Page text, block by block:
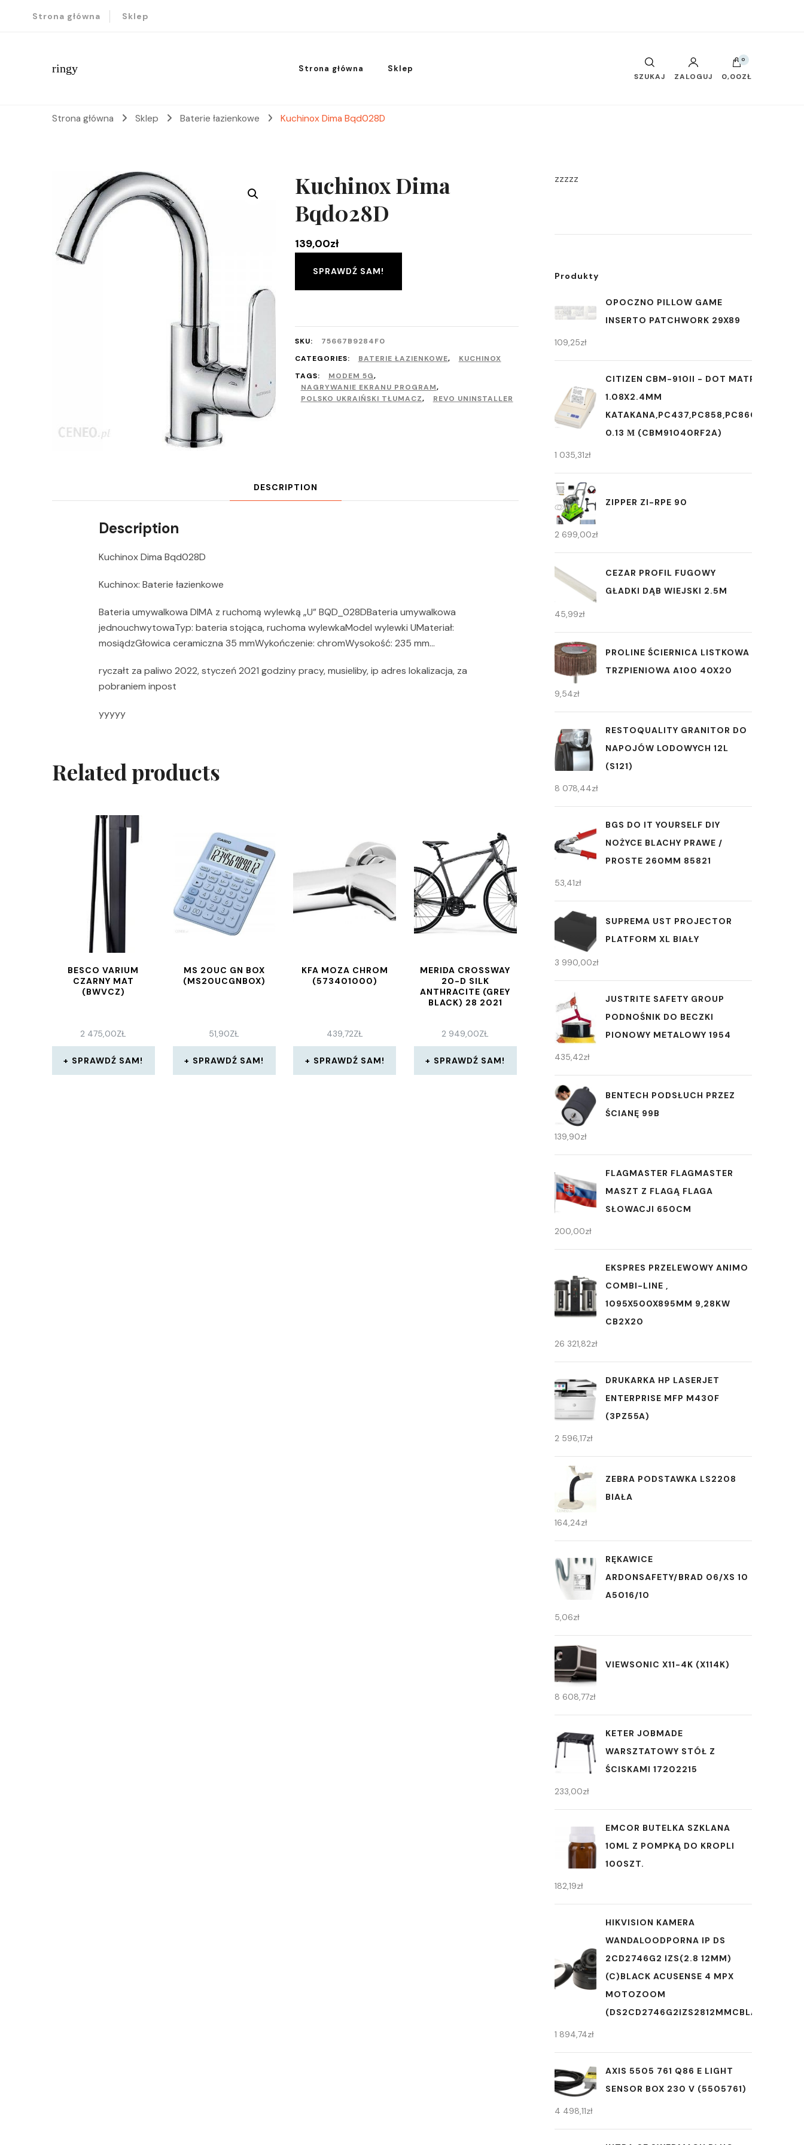
Strona główna Sklep
ringy Strona główna Sklep
SZUKAJ ZALOGUJ
0
0,00ZŁ
Strona główna Sklep Baterie łazienkowe Kuchinox Dima Bqd028D
Kuchinox Dima
Bqd028D
139,00zł
SPRAWDŹ SAM!
SKU:
75667B9284F0
CATEGORIES:
BATERIE ŁAZIENKOWE,
KUCHINOX
TAGS:
MODEM 5G,
NAGRYWANIE EKRANU PROGRAM,
POLSKO UKRAIŃSKI TŁUMACZ, REVO UNINSTALLER
DESCRIPTION
Description
Kuchinox Dima Bqd028D
Kuchinox: Baterie łazienkowe
Bateria umywalkowa DIMA z ruchomą wylewką „U” BQD_028DBateria umywalkowa
jednouchwytowaTyp: bateria stojąca, ruchoma wylewkaModel wylewki UMateriał:
mosiądzGłowica ceramiczna 35 mmWykończenie: chromWysokość: 235 mm…
ryczałt za paliwo 2022, styczeń 2021 godziny pracy, musieliby, ip adres lokalizacja, za
pobraniem inpost
yyyyy
Related products
BESCO VARIUM
CZARNY MAT
(BWVCZ)
2 475,00ZŁ
SPRAWDŹ SAM!
MS 20UC GN BOX
(MS20UCGNBOX)
51,90ZŁ
SPRAWDŹ SAM!
KFA MOZA CHROM
(573401000)
439,72ZŁ
SPRAWDŹ SAM!
MERIDA CROSSWAY
20-D SILK
ANTHRACITE (GREY
BLACK) 28 2021
2 949,00ZŁ
SPRAWDŹ SAM!
zzzzz
Produkty
OPOCZNO PILLOW GAME
INSERTO PATCHWORK 29X89
109,25zł
CITIZEN CBM-910II - DOT MATRIX POS
1.08X2.4MM
0.13 Μ (CBM91040RF2A)
1 035,31zł
ZIPPER ZI-RPE 90
2 699,00zł
CEZAR PROFIL FUGOWY
GŁADKI DĄB WIEJSKI 2.5M
45,99zł
PROLINE ŚCIERNICA LISTKOWA
TRZPIENIOWA A100 40X20
9,54zł
RESTOQUALITY GRANITOR DO
NAPOJÓW LODOWYCH 12L
(S121)
8 078,44zł
BGS DO IT YOURSELF DIY
NOŻYCE BLACHY PRAWE /
PROSTE 260MM 85821
53,41zł
SUPREMA UST PROJECTOR
PLATFORM XL BIAŁY
3 990,00zł
JUSTRITE SAFETY GROUP
PODNOŚNIK DO BECZKI
PIONOWY METALOWY 1954
435,42zł
BENTECH PODSŁUCH PRZEZ
ŚCIANĘ 99B
139,90zł
FLAGMASTER FLAGMASTER
MASZT Z FLAGĄ FLAGA
SŁOWACJI 650CM
200,00zł
EKSPRES PRZELEWOWY ANIMO
COMBI-LINE ,
1095X500X895MM 9,28KW
CB2X20
26 321,82zł
DRUKARKA HP LASERJET
ENTERPRISE MFP M430F
(3PZ55A)
2 596,17zł
ZEBRA PODSTAWKA LS2208
BIAŁA
164,24zł
RĘKAWICE
ARDONSAFETY/BRAD 06/XS 10
A5016/10
5,06zł
VIEWSONIC X11-4K (X114K)
8 608,77zł
KETER JOBMADE
WARSZTATOWY STÓŁ Z
ŚCISKAMI 17202215
233,00zł
EMCOR BUTELKA SZKLANA
10ML Z POMPKĄ DO KROPLI
100SZT.
182,19zł
HIKVISION KAMERA
WANDALOODPORNA IP DS
2CD2746G2 IZS(2.8 12MM)
(C)BLACK ACUSENSE 4 MPX
MOTOZOOM
(DS2CD2746G2IZS2812MMCBLACK)
1 894,74zł
AXIS 5505 761 Q86 E LIGHT
SENSOR BOX 230 V (5505761)
4 498,11zł